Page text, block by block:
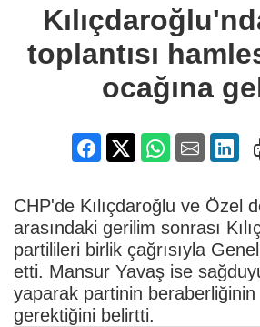
ocağına gelin”
toplantısı
ocağına
CHP'de Kılıçdaroğlu ve Özel
arasındaki gerilim sonrası
partilileri birlik çağrısıyla
etti. Mansur Yavaş ise
yaparak partinin beraberliğinin
gerektiğini belirtti.